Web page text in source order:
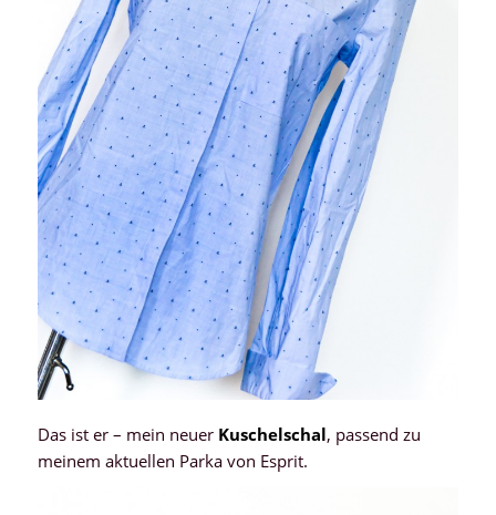
Das ist er – mein neuer Kuschelschal, passend zu
meinem aktuellen Parka von Esprit.